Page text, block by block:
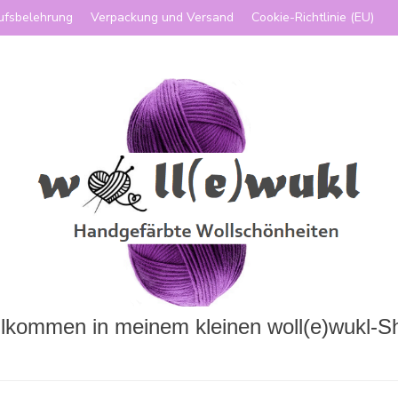
Verpackung und Versand Cookie-Richtlinie (EU)
in meinem kleinen woll(e)wukl-